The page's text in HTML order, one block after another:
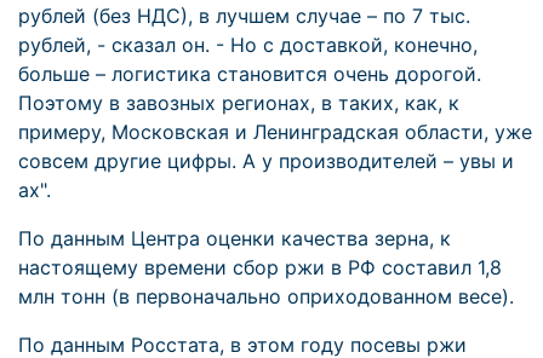
рублей (без НДС), в лучшем случае – по 7 тыс.
рублей, - сказал он. - Но с доставкой, конечно,
больше – логистика становится очень дорогой.
Поэтому в завозных регионах, в таких, как, к
примеру, Московская и Ленинградская области, уже
совсем другие цифры. А у производителей – увы и
ах".
По данным Центра оценки качества зерна, к
настоящему времени сбор ржи в РФ составил 1,8
млн тонн (в первоначально оприходованном весе).
По данным Росстата, в этом году посевы ржи